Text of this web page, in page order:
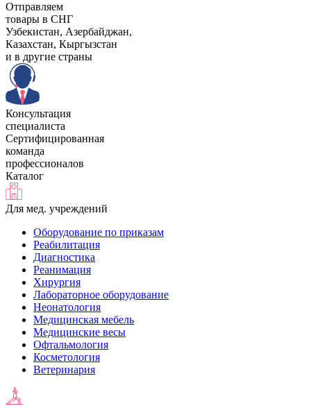
Отправляем
товары в СНГ
Узбекистан, Aзербайджан,
Казахстан, Кыргызстан
и в другие страны
Консультация
специалиста
Сертифицированная
команда
профессионалов
Каталог
Для мед. учреждений
Оборудование по приказам
Реабилитация
Диагностика
Реанимация
Хирургия
Лабораторное оборудование
Неонатология
Медицинская мебель
Медицинские весы
Офтальмология
Косметология
Ветеринария